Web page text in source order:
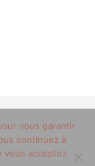
lifestyle
vous garantir
continuez à
vous acceptez